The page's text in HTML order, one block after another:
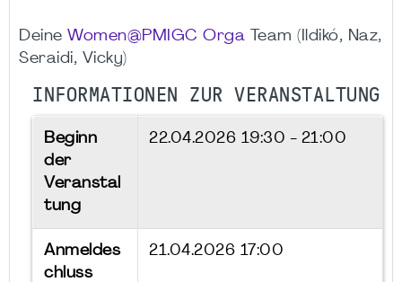
Deine Women@PMIGC Orga Team (Ildikó, Naz,
Seraidi, Vicky)
INFORMATIONEN ZUR VERANSTALTUNG
Beginn
der
Veranstal
tung
22.04.2026 19:30 - 21:00
Anmeldes
chluss
21.04.2026 17:00